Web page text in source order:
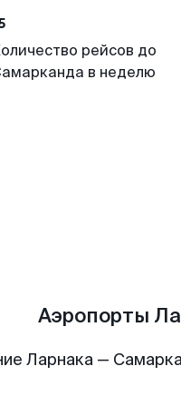
рейсов до
в неделю
Аэропорты
Ларнака —